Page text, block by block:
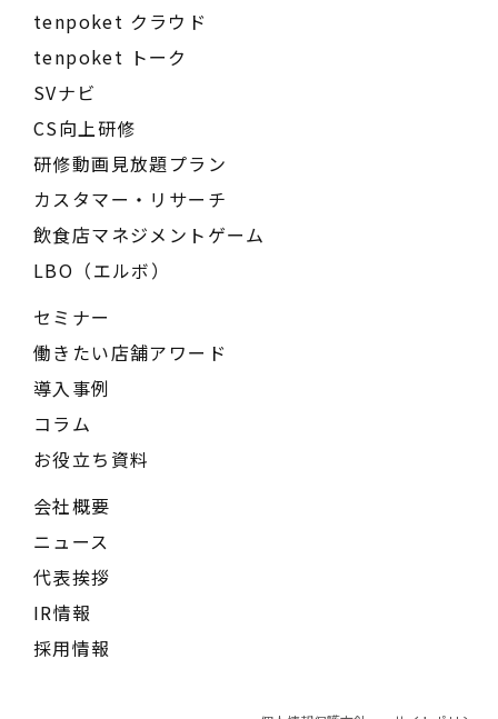
tenpoket クラウド
tenpoket トーク
SVナビ
CS向上研修
研修動画見放題プラン
カスタマー・リサーチ
飲食店マネジメントゲーム
LBO（エルボ）
セミナー
働きたい店舗アワード
導入事例
コラム
お役立ち資料
会社概要
ニュース
代表挨拶
IR情報
採用情報